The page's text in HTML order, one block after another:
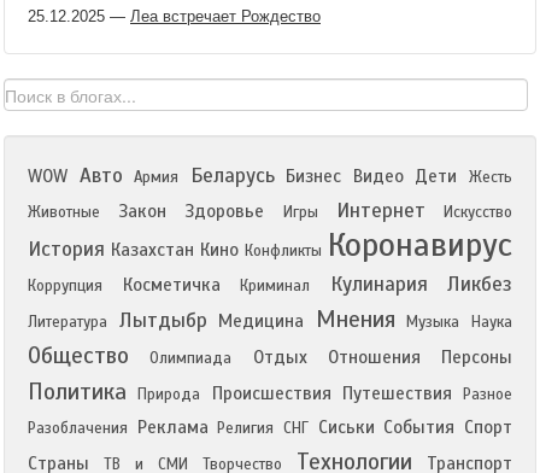
25.12.2025 — Леа встречает Рождество
WOW Авто Армия Беларусь Бизнес Видео Дети
Жесть
Животные
Закон Здоровье Игры Интернет Искусство
История Казахстан Кино Конфликты Коронавирус
Коррупция Косметичка Криминал Кулинария Ликбез
Литература Лытдыбр Медицина Мнения Музыка Наука
Общество Олимпиада Отдых Отношения Персоны
Политика Природа Происшествия Путешествия
Разное
Разоблачения
Реклама Религия СНГ Сиськи События Спорт
Страны
ТВ и СМИ Творчество Технологии Транспорт